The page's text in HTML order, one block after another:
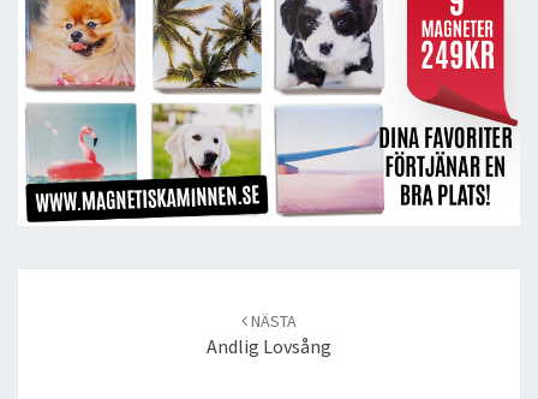
NÄSTA
Andlig Lovsång